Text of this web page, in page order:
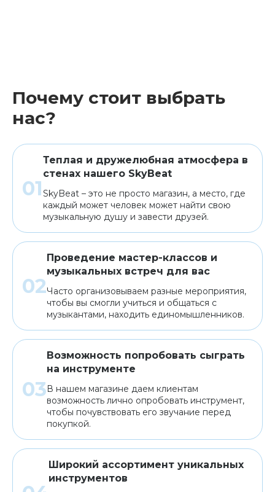
Почему стоит выбрать
нас?
Теплая и дружелюбная атмосфера в
стенах нашего SkyBeat
SkyBeat – это не просто магазин, а место, где
каждый может человек может найти свою
музыкальную душу и завести друзей.
Проведение мастер-классов и
музыкальных встреч для вас
Часто организовываем разные мероприятия,
чтобы вы смогли учиться и общаться с
музыкантами, находить единомышленников.
Возможность попробовать сыграть
на инструменте
В нашем магазине даем клиентам
возможность лично опробовать инструмент,
чтобы почувствовать его звучание перед
покупкой.
Широкий ассортимент уникальных
инструментов